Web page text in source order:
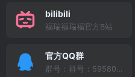
bilibili
福瑞福瑞福官方B站
官方QQ群
群号：群号：595809414